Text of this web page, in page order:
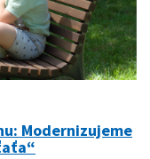
Modernizujeme